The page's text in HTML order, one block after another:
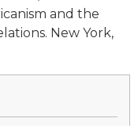
and the
New York,